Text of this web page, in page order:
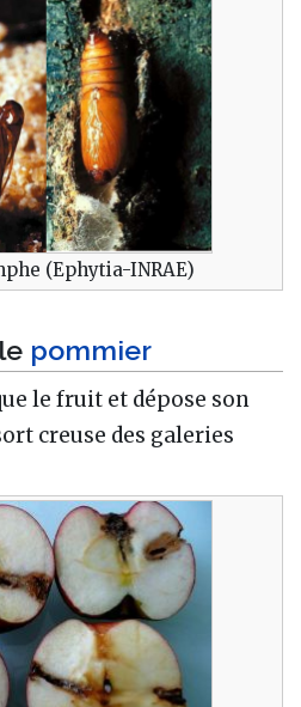
(Ephytia-INRAE)
pommier
le fruit et dépose son
creuse des galeries